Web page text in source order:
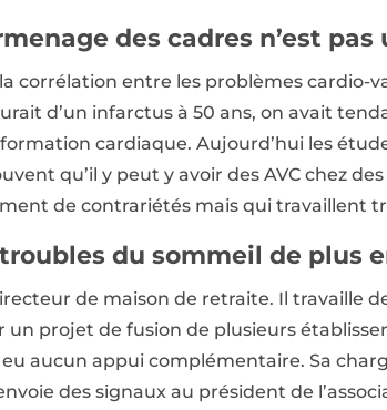
des cadres n’est
corrélation entre les problèmes cardio-
d’un infarctus à 50 ans, on avait
cardiaque. Aujourd’hui les
qu’il y peut y avoir des AVC chez
de contrariétés mais qui travaillent
du sommeil de plus
de maison de retraite. Il travaille
un projet de fusion de plusieurs
eu aucun appui complémentaire. Sa
des signaux au président de